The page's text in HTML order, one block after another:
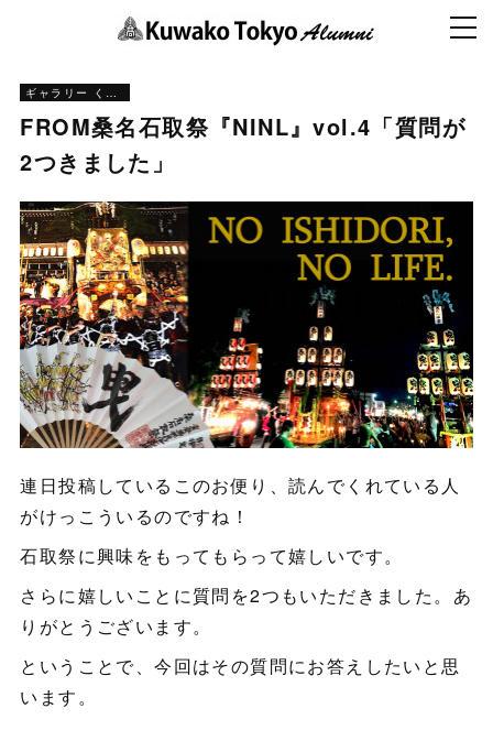
ギャラリー くわとう
FROM桑名石取祭『NINL』vol.4「質問が
2つきました」
連日投稿しているこのお便り、読んでくれている人
がけっこういるのですね！
石取祭に興味をもってもらって嬉しいです。
さらに嬉しいことに質問を2つもいただきました。あ
りがとうございます。
ということで、今回はその質問にお答えしたいと思
います。